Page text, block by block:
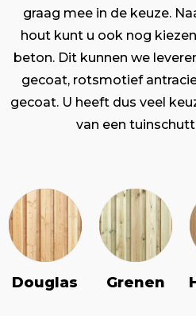
graag mee in de keuze.
hout kunt u ook nog
beton. Dit kunnen we
gecoat, rotsmotief
gecoat. U heeft dus veel
van een
Douglas Grenen